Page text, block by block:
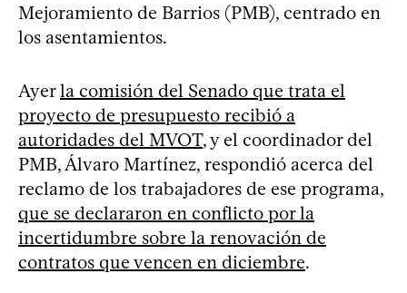
Mejoramiento de Barrios (PMB), centrado en
los asentamientos.
Ayerla comisión del Senado que trata el
proyecto de presupuesto recibió a
autoridades del MVOT, y el coordinador del
PMB, Álvaro Martínez, respondió acerca del
reclamo de los trabajadores de ese programa,
que se declararon en conflicto por la
incertidumbre sobre la renovación de
contratos que vencen en diciembre.